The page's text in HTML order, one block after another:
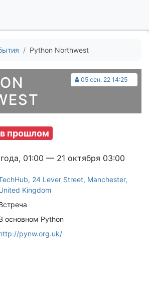
Python Northwest
05 сен. 22 14:25
прошлом
01:00 — 21 октября 03:00
24 Lever Street, Manchester,
Kingdom
основном Python
pynw.org.uk/